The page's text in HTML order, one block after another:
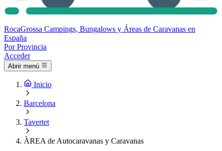
RocaGrossa Campings, Bungalows y Áreas de Caravanas en
España
Por Provincia
Acceder
Abrir menú
Inicio
Barcelona
Tavertet
ÀREA de Autocaravanas y Caravanas